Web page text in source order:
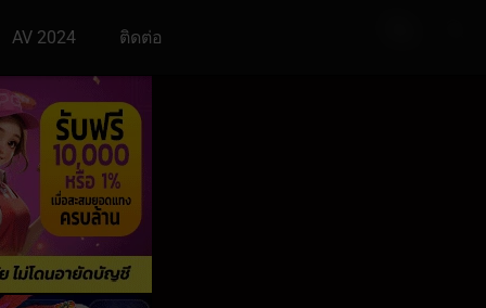
AV 2024 ติดต่อ